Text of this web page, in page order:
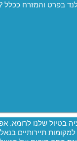
בפרט והמזרח ככלל
בטיול שלנו לרומא.
תיירותיים